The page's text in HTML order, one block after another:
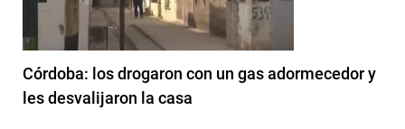
Córdoba: los drogaron con un gas adormecedor y
les desvalijaron la casa